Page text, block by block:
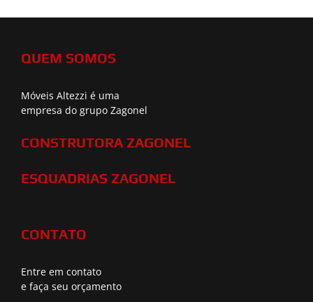
QUEM SOMOS
Móveis Altezzi é uma
empresa do grupo Zagonel
CONSTRUTORA ZAGONEL
ESQUADRIAS ZAGONEL
CONTATO
Entre em contato
e faça seu orçamento